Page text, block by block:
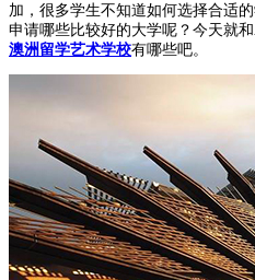
加，很多学生不知道如何选择合适
申请哪些比较好的大学呢？今天就
澳洲留学艺术学校有哪些吧。